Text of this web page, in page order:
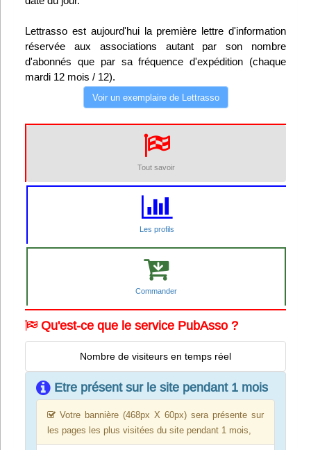
Abo Lettrasso
Désabo Lettrasso
Lettrasso est aujourd'hui la première lettre d'information
réservée aux associations autant par son nombre
d'abonnés que par sa fréquence d'expédition (chaque
mardi 12 mois / 12).
Voir un exemplaire de Lettrasso
Tout savoir
Les profils
Commander
Qu'est-ce que le service PubAsso ?
Nombre de visiteurs en temps réel
Etre présent sur le site pendant 1 mois
Votre bannière (468px X 60px) sera présente sur
les pages les plus visitées du site pendant 1 mois,